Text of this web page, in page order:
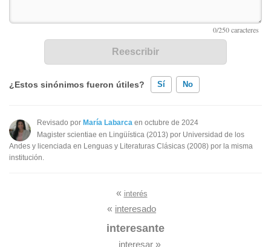
¿Estos sinónimos fueron útiles? Sí No
Existen sinónimos incorrectos
Ninguno de los sinónimos presentados me ayudó
Revisado por María Labarca en octubre de 2024
Magister scientiae en Lingüística (2013) por Universidad de los
Andes y licenciada en Lenguas y Literaturas Clásicas (2008) por la misma
institución.
« interés
« interesado
interesante
interesar»